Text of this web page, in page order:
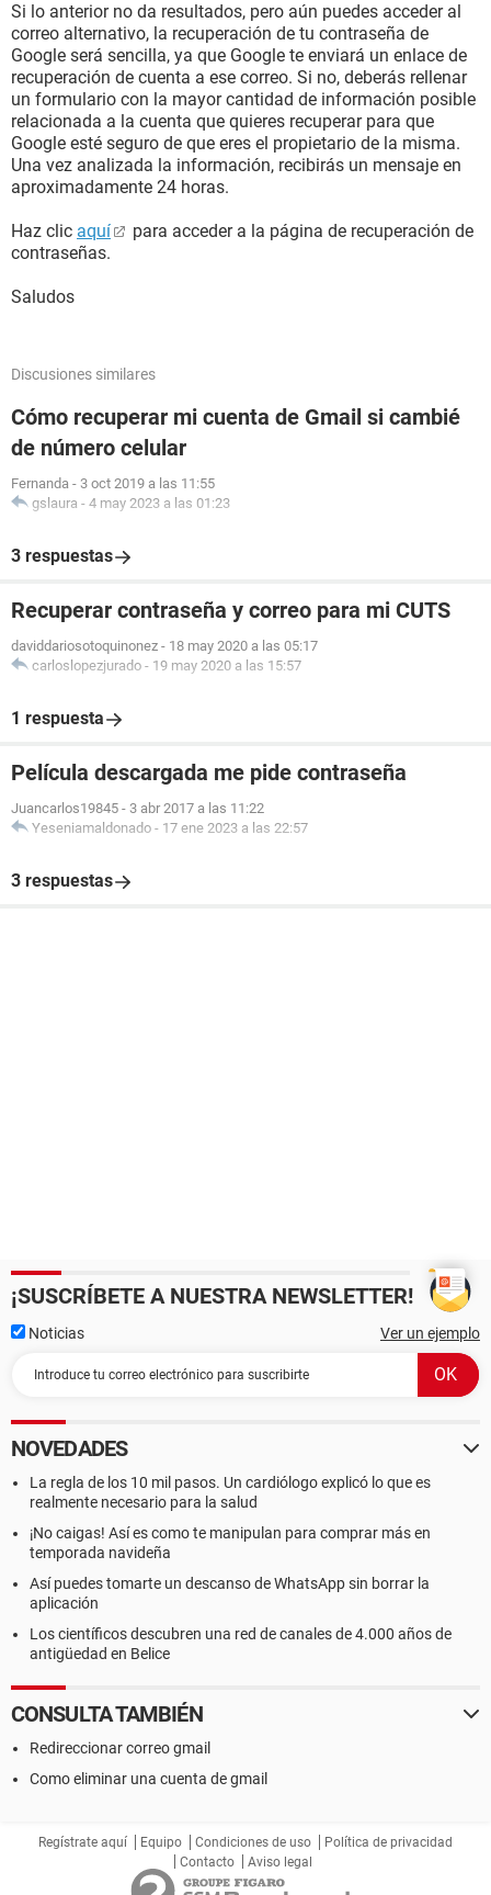
Si lo anterior no da resultados, pero aún puedes acceder al
correo alternativo, la recuperación de tu contraseña de
Google será sencilla, ya que Google te enviará un enlace de
recuperación de cuenta a ese correo. Si no, deberás rellenar
un formulario con la mayor cantidad de información posible
relacionada a la cuenta que quieres recuperar para que
Google esté seguro de que eres el propietario de la misma.
Una vez analizada la información, recibirás un mensaje en
aproximadamente 24 horas.
Haz clic aquí
para acceder a la página de recuperación de
contraseñas.
Saludos
Discusiones similares
Cómo recuperar mi cuenta de Gmail si cambié
de número celular
Fernanda - 3 oct 2019 a las 11:55
gslaura - 4 may 2023 a las 01:23
3 respuestas
Recuperar contraseña y correo para mi CUTS
daviddariosotoquinonez - 18 may 2020 a las 05:17
carloslopezjurado - 19 may 2020 a las 15:57
1 respuesta
Película descargada me pide contraseña
Juancarlos19845 - 3 abr 2017 a las 11:22
Yeseniamaldonado - 17 ene 2023 a las 22:57
3 respuestas
¡SUSCRÍBETE A NUESTRA NEWSLETTER!
Noticias Ver un ejemplo
NOVEDADES
La regla de los 10 mil pasos. Un cardiólogo explicó lo que es
realmente necesario para la salud
¡No caigas! Así es como te manipulan para comprar más en
temporada navideña
Así puedes tomarte un descanso de WhatsApp sin borrar la
aplicación
Los científicos descubren una red de canales de 4.000 años de
antigüedad en Belice
CONSULTA TAMBIÉN
Redireccionar correo gmail
Como eliminar una cuenta de gmail
Regístrate aquí Equipo Condiciones de uso
Política de privacidad
Contacto
Aviso legal